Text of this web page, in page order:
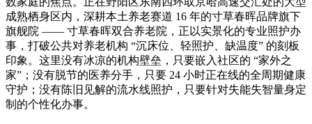
成熟栖身区内，深耕本土养老赛道 16 年的寸草春晖品牌旗下
旗舰院 —— 寸草春晖双合养老院，正以实景化的专业照护办
事，打破公共对养老机构 “沉床位、轻照护、缺温度” 的刻板
印象。这里没有冰凉的机构壁垒，只要嵌入社区的 “家外之
家”；没有脱节的医养分手，只要 24 小时正在线的全周期健康
守护；没有陈旧见解的流水线照护，只要针对失能失智量身定
制的个性化办事。